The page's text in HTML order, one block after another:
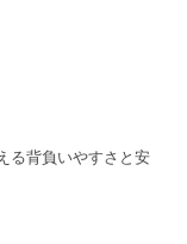
る背負いやすさと安